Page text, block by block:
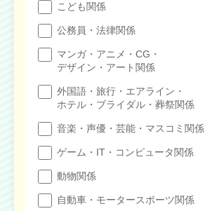
こども関係
公務員・法律関係
マンガ・アニメ・CG・
デザイン・アート関係
外国語・旅行・エアライン・
ホテル・ブライダル・葬祭関係
音楽・声優・芸能・マスコミ関係
ゲーム・IT・コンピュータ関係
動物関係
自動車・モータースポーツ関係